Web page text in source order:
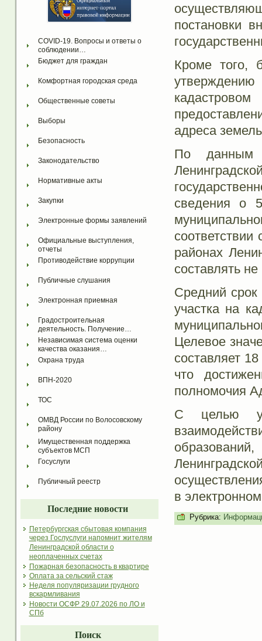
COVID-19. Вопросы и ответы о
соблюдении…
Бюджет для граждан
Комфортная городская среда
Общественные советы
Выборы
Безопасность
Законодательство
Нормативные акты
Закупки
Электронные формы заявлений
Официальные выступления,
отчеты
Противодействие коррупции
Публичные слушания
Электронная приемная
Градостроительная
деятельность. Получение…
Независимая система оценки
качества оказания…
Охрана труда
ВПН-2020
ТОС
ОМВД России по Волосовскому
району
Имущественная поддержка
субъектов МСП
Госуслуги
Публичный реестр
Последние новости
Петербургская сбытовая компания
через Гослуслуги напомнит жителям
Ленинградской области о
неоплаченных счетах
Пожарная безопасность в квартире
Оплата за сельский стаж
Неделя популяризации грудного
вскармливания
Новости ОСФР 29.07.2026 по ЛО и
СПб
Поиск
постановки
Кроме того,
утверждению
адреса
По данным
сведения о
районах
составлять
Средний срок
участка на
Целевое
составляет
что
полномочия
С целью
в
Рубрика: